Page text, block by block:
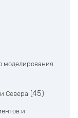
моделирования
Севера (45)
и